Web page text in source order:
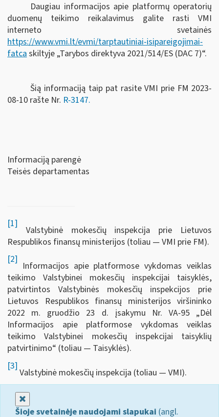
Daugiau informacijos apie platformų operatorių
duomenų teikimo reikalavimus galite rasti VMI
interneto svetainės
https://www.vmi.lt/evmi/tarptautiniai-isipareigojimai-
fatcaskiltyje „Tarybos direktyva 2021/514/ES (DAC 7)“.
Šią informaciją taip pat rasite VMI prie FM 2023-
08-10 rašte Nr. R-3147.
Informaciją parengė
Teisės departamentas
[1]
Valstybinė mokesčių inspekcija prie Lietuvos
Respublikos finansų ministerijos (toliau — VMI prie FM).
[2]
Informacijos apie platformose vykdomas veiklas
teikimo Valstybinei mokesčių inspekcijai taisyklės,
patvirtintos Valstybinės mokesčių inspekcijos prie
Lietuvos Respublikos finansų ministerijos viršininko
2022 m. gruodžio 23 d. įsakymu Nr. VA-95 „Dėl
Informacijos apie platformose vykdomas veiklas
teikimo Valstybinei mokesčių inspekcijai taisyklių
patvirtinimo“ (toliau — Taisyklės).
[3]
Valstybinė mokesčių inspekcija (toliau — VMI).
Šioje svetainėje naudojami slapukai (angl.